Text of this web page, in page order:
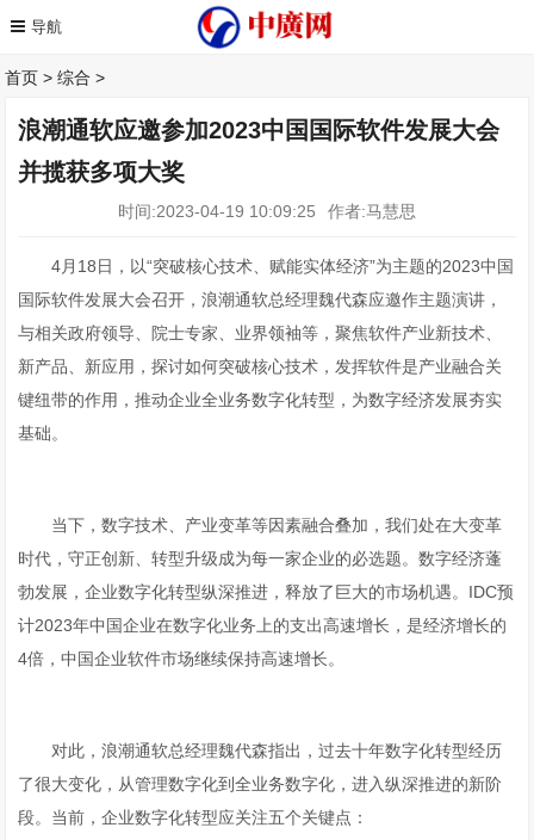
首页 >综合 >
浪潮通软应邀参加2023中国国际软件发展大会
并揽获多项大奖
时间:2023-04-19 10:09:25 作者:马慧思
4月18日，以“突破核心技术、赋能实体经济”为主题的2023中国
国际软件发展大会召开，浪潮通软总经理魏代森应邀作主题演讲，
与相关政府领导、院士专家、业界领袖等，聚焦软件产业新技术、
新产品、新应用，探讨如何突破核心技术，发挥软件是产业融合关
键纽带的作用，推动企业全业务数字化转型，为数字经济发展夯实
基础。
当下，数字技术、产业变革等因素融合叠加，我们处在大变革
时代，守正创新、转型升级成为每一家企业的必选题。数字经济蓬
勃发展，企业数字化转型纵深推进，释放了巨大的市场机遇。IDC预
计2023年中国企业在数字化业务上的支出高速增长，是经济增长的
4倍，中国企业软件市场继续保持高速增长。
对此，浪潮通软总经理魏代森指出，过去十年数字化转型经历
了很大变化，从管理数字化到全业务数字化，进入纵深推进的新阶
段。当前，企业数字化转型应关注五个关键点：